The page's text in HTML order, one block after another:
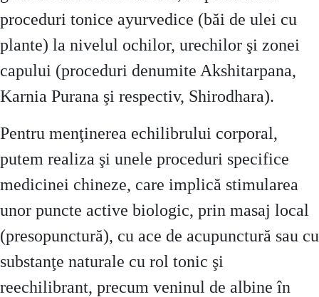
proceduri tonice ayurvedice (băi de ulei cu
plante) la nivelul ochilor, urechilor şi zonei
capului (proceduri denumite Akshitarpana,
Karnia Purana şi respectiv, Shirodhara).
Pentru menţinerea echilibrului corporal,
putem realiza şi unele proceduri specifice
medicinei chineze, care implică stimularea
unor puncte active biologic, prin masaj local
(presopunctură), cu ace de acupunctură sau cu
substanţe naturale cu rol tonic şi
reechilibrant, precum veninul de albine în